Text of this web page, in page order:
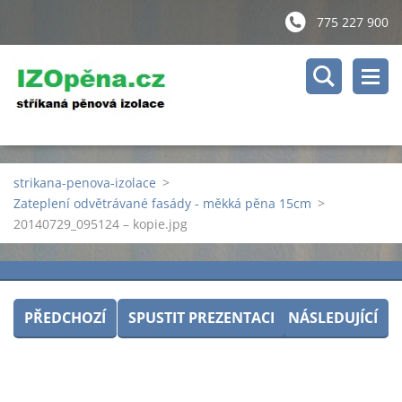
775 227 900
strikana-penova-izolace >
Zateplení odvětrávané fasády - měkká pěna 15cm >
20140729_095124 – kopie.jpg
PŘEDCHOZÍ SPUSTIT PREZENTACI NÁSLEDUJÍCÍ